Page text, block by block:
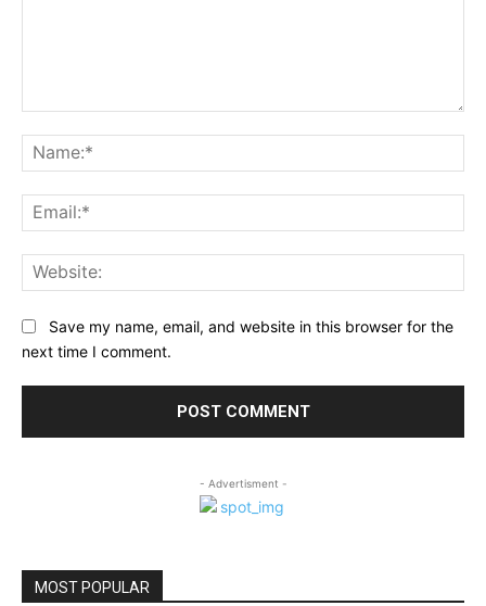
Save my name, email, and website in this browser for the
next time I comment.
- Advertisment -
MOST POPULAR